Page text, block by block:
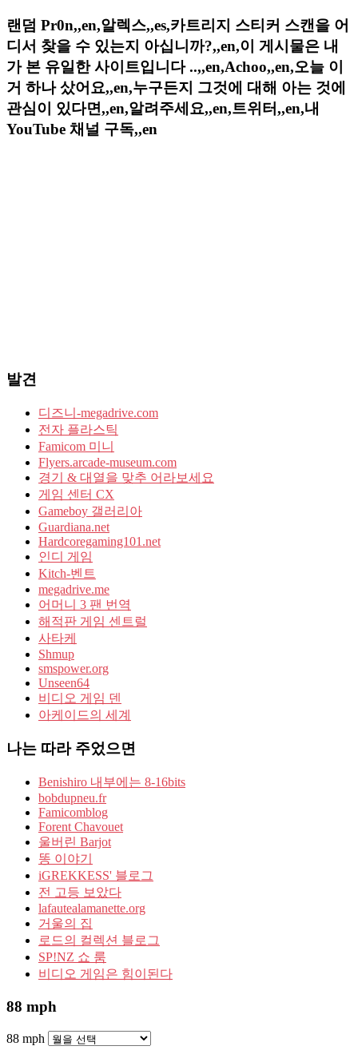
랜덤 Pr0n,,en,알렉스,,es,카트리지 스티커 스캔을 어
디서 찾을 수 있는지 아십니까?,,en,이 게시물은 내
가 본 유일한 사이트입니다 ..,,en,Achoo,,en,오늘 이
거 하나 샀어요,,en,누구든지 그것에 대해 아는 것에
관심이 있다면,,en,알려주세요,,en,트위터,,en,내
YouTube 채널 구독,,en
발견
디즈니-megadrive.com
전자 플라스틱
Famicom 미니
Flyers.arcade-museum.com
경기 & 대열을 맞추 어라보세요
게임 센터 CX
Gameboy 갤러리아
Guardiana.net
Hardcoregaming101.net
인디 게임
Kitch-벤트
megadrive.me
어머니 3 팬 번역
해적판 게임 센트럴
사타케
Shmup
smspower.org
Unseen64
비디오 게임 덴
아케이드의 세계
나는 따라 주었으면
Benishiro 내부에는 8-16bits
bobdupneu.fr
Famicomblog
Forent Chavouet
울버린 Barjot
똥 이야기
iGREKKESS' 블로그
전 고등 보았다
lafautealamanette.org
거울의 집
로드의 컬렉션 블로그
SP!NZ 쇼 룸
비디오 게임은 힘이된다
88 mph
88 mph